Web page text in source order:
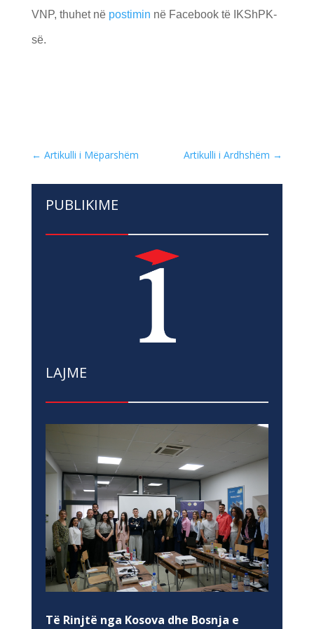
VNP, thuhet në postimin në Facebook të IKShPK-
së.
← Artikulli i Mëparshëm Artikulli i Ardhshëm →
PUBLIKIME
LAJME
Të Rinjtë nga Kosova dhe Bosnja e